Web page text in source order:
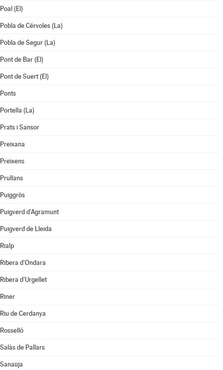
Poal (El)
Pobla de Cérvoles (La)
Pobla de Segur (La)
Pont de Bar (El)
Pont de Suert (El)
Ponts
Portella (La)
Prats i Sansor
Preixana
Preixens
Prullans
Puiggròs
Puigverd d'Agramunt
Puigverd de Lleida
Rialp
Ribera d'Ondara
Ribera d'Urgellet
Riner
Riu de Cerdanya
Rosselló
Salàs de Pallars
Sanaüja